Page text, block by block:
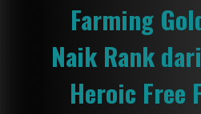
Farming
Naik Rank
Heroic Free